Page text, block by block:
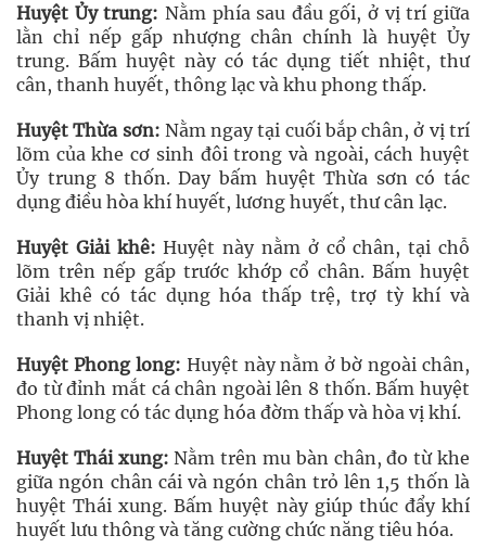
Huyệt Ủy trung: Nằm phía sau đầu gối, ở vị trí giữa
lằn chỉ nếp gấp nhượng chân chính là huyệt Ủy
trung. Bấm huyệt này có tác dụng tiết nhiệt, thư
cân, thanh huyết, thông lạc và khu phong thấp.
Huyệt Thừa sơn: Nằm ngay tại cuối bắp chân, ở vị trí
lõm của khe cơ sinh đôi trong và ngoài, cách huyệt
Ủy trung 8 thốn. Day bấm huyệt Thừa sơn có tác
dụng điều hòa khí huyết, lương huyết, thư cân lạc.
Huyệt Giải khê: Huyệt này nằm ở cổ chân, tại chỗ
lõm trên nếp gấp trước khớp cổ chân. Bấm huyệt
Giải khê có tác dụng hóa thấp trệ, trợ tỳ khí và
thanh vị nhiệt.
Huyệt Phong long: Huyệt này nằm ở bờ ngoài chân,
đo từ đỉnh mắt cá chân ngoài lên 8 thốn. Bấm huyệt
Phong long có tác dụng hóa đờm thấp và hòa vị khí.
Huyệt Thái xung: Nằm trên mu bàn chân, đo từ khe
giữa ngón chân cái và ngón chân trỏ lên 1,5 thốn là
huyệt Thái xung. Bấm huyệt này giúp thúc đẩy khí
huyết lưu thông và tăng cường chức năng tiêu hóa.